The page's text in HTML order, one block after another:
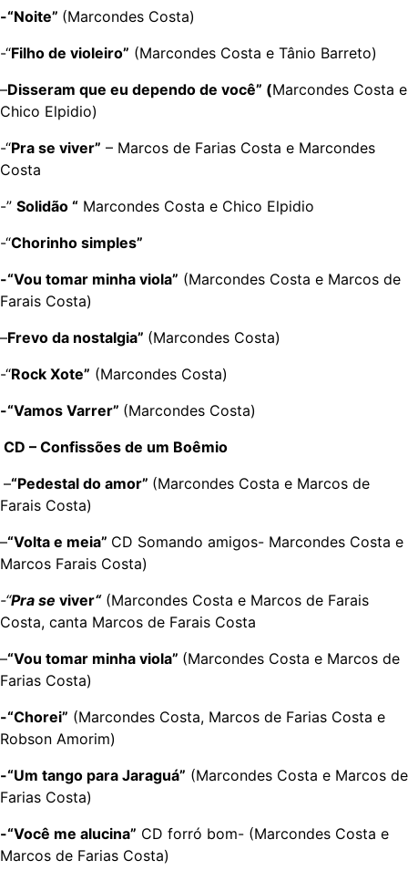
-“Noite” (Marcondes Costa)
-“Filho de violeiro” (Marcondes Costa e Tânio Barreto)
–Disseram que eu dependo de você” (Marcondes Costa e
Chico Elpidio)
-“Pra se viver” – Marcos de Farias Costa e Marcondes
Costa
-” Solidão “ Marcondes Costa e Chico Elpidio
-“Chorinho simples”
-“Vou tomar minha viola” (Marcondes Costa e Marcos de
Farais Costa)
–Frevo da nostalgia” (Marcondes Costa)
-“Rock Xote” (Marcondes Costa)
-“Vamos Varrer” (Marcondes Costa)
CD – Confissões de um Boêmio
–“Pedestal do amor” (Marcondes Costa e Marcos de
Farais Costa)
–“Volta e meia” CD Somando amigos- Marcondes Costa e
Marcos Farais Costa)
-“Pra se viver“(Marcondes Costa e Marcos de Farais
Costa, canta Marcos de Farais Costa
–“Vou tomar minha viola” (Marcondes Costa e Marcos de
Farias Costa)
-“Chorei” (Marcondes Costa, Marcos de Farias Costa e
Robson Amorim)
-“Um tango para Jaraguá” (Marcondes Costa e Marcos de
Farias Costa)
-“Você me alucina” CD forró bom- (Marcondes Costa e
Marcos de Farias Costa)